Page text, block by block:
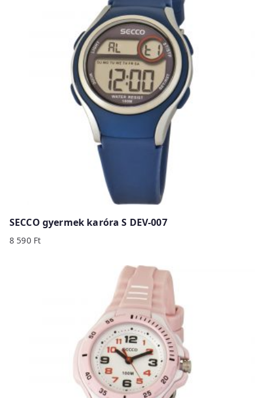
SECCO gyermek karóra S DEV-007
8 590 Ft